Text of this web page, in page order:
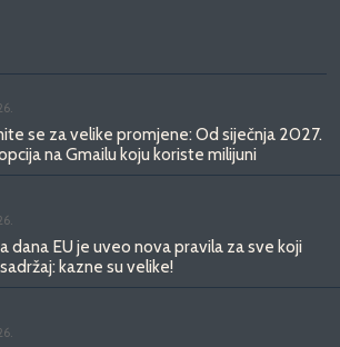
se za velike promjene: Od siječnja 2027.
na Gmailu koju koriste milijuni
dana EU je uveo nova pravila za sve koji
kazne su velike!